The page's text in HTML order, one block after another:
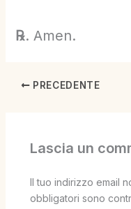
℞. Amen.
PRECEDENTE
Lascia un
Il tuo indirizzo email
obbligatori sono